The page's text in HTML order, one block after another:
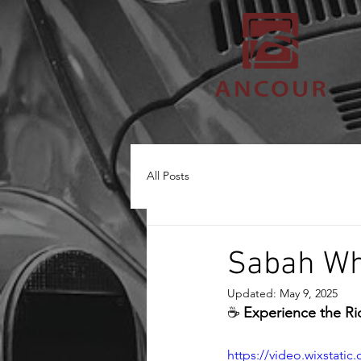
All Posts
Sabah
Updated: May 9, 2025
☕ Experience the
https://